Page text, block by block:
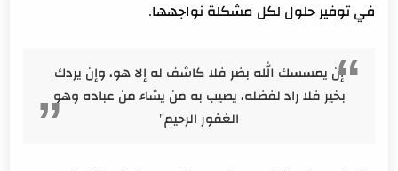
في توفير حلول لكل مشكلة نواجهها.
إن يمسسك الله بضر فلا كاشف له إلا هو، وإن يردك
بخير فلا راد لفضله، يصيب به من يشاء من عباده وهو
الغفور الرحيم"